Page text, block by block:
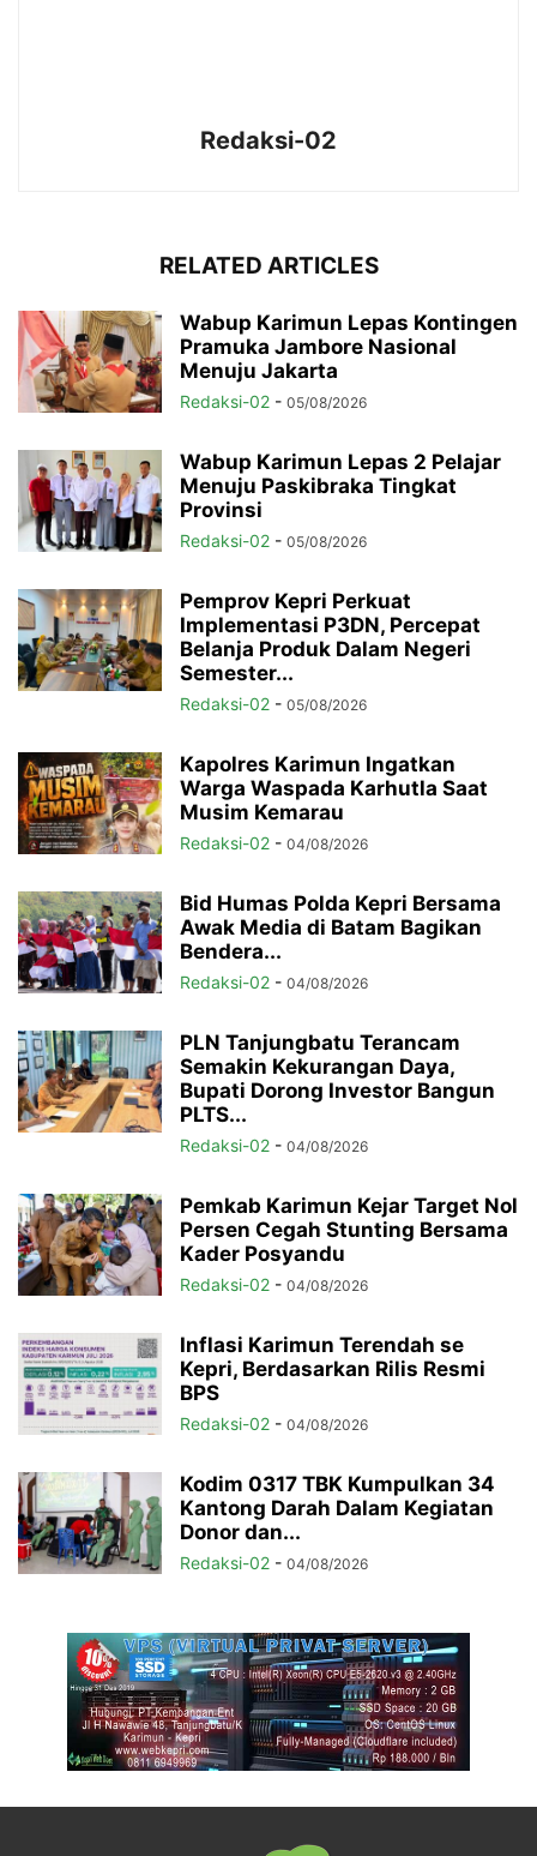
Redaksi-02
RELATED ARTICLES
Wabup Karimun Lepas Kontingen
Pramuka Jambore Nasional
Menuju Jakarta
Redaksi-02 - 05/08/2026
Wabup Karimun Lepas 2 Pelajar
Menuju Paskibraka Tingkat
Provinsi
Redaksi-02 - 05/08/2026
Pemprov Kepri Perkuat
Implementasi P3DN, Percepat
Belanja Produk Dalam Negeri
Semester...
Redaksi-02 - 05/08/2026
Kapolres Karimun Ingatkan
Warga Waspada Karhutla Saat
Musim Kemarau
Redaksi-02 - 04/08/2026
Bid Humas Polda Kepri Bersama
Awak Media di Batam Bagikan
Bendera...
Redaksi-02 - 04/08/2026
PLN Tanjungbatu Terancam
Semakin Kekurangan Daya,
Bupati Dorong Investor Bangun
PLTS...
Redaksi-02 - 04/08/2026
Pemkab Karimun Kejar Target Nol
Persen Cegah Stunting Bersama
Kader Posyandu
Redaksi-02 - 04/08/2026
Inflasi Karimun Terendah se
Kepri, Berdasarkan Rilis Resmi
BPS
Redaksi-02 - 04/08/2026
Kodim 0317 TBK Kumpulkan 34
Kantong Darah Dalam Kegiatan
Donor dan...
Redaksi-02 - 04/08/2026